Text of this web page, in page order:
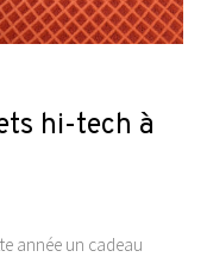
hi-tech à
année un cadeau